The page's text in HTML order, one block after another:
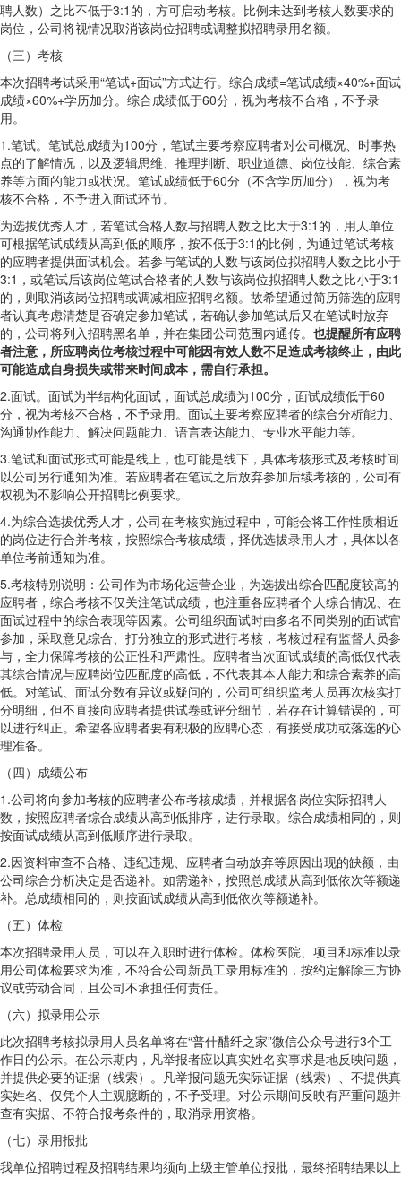
聘人数）之比不低于3:1的，方可启动考核。比例未达到考核人数要求的
岗位，公司将视情况取消该岗位招聘或调整拟招聘录用名额。
（三）考核
本次招聘考试采用“笔试+面试”方式进行。综合成绩=笔试成绩×40%+面试
成绩×60%+学历加分。综合成绩低于60分，视为考核不合格，不予录
用。
1.笔试。笔试总成绩为100分，笔试主要考察应聘者对公司概况、时事热
点的了解情况，以及逻辑思维、推理判断、职业道德、岗位技能、综合素
养等方面的能力或状况。笔试成绩低于60分（不含学历加分），视为考
核不合格，不予进入面试环节。
为选拔优秀人才，若笔试合格人数与招聘人数之比大于3:1的，用人单位
可根据笔试成绩从高到低的顺序，按不低于3:1的比例，为通过笔试考核
的应聘者提供面试机会。若参与笔试的人数与该岗位拟招聘人数之比小于
3:1，或笔试后该岗位笔试合格者的人数与该岗位拟招聘人数之比小于3:1
的，则取消该岗位招聘或调减相应招聘名额。故希望通过简历筛选的应聘
者认真考虑清楚是否确定参加笔试，若确认参加笔试后又在笔试时放弃
的，公司将列入招聘黑名单，并在集团公司范围内通传。 也提醒所有应聘
者注意，所应聘岗位考核过程中可能因有效人数不足造成考核终止，由此
可能造成自身损失或带来时间成本，需自行承担。
2.面试。面试为半结构化面试，面试总成绩为100分，面试成绩低于60
分，视为考核不合格，不予录用。面试主要考察应聘者的综合分析能力、
沟通协作能力、解决问题能力、语言表达能力、专业水平能力等。
3.笔试和面试形式可能是线上，也可能是线下，具体考核形式及考核时间
以公司另行通知为准。若应聘者在笔试之后放弃参加后续考核的，公司有
权视为不影响公开招聘比例要求。
4.为综合选拔优秀人才，公司在考核实施过程中，可能会将工作性质相近
的岗位进行合并考核，按照综合考核成绩，择优选拔录用人才，具体以各
单位考前通知为准。
5.考核特别说明：公司作为市场化运营企业，为选拔出综合匹配度较高的
应聘者，综合考核不仅关注笔试成绩，也注重各应聘者个人综合情况、在
面试过程中的综合表现等因素。公司组织面试时由多名不同类别的面试官
参加，采取意见综合、打分独立的形式进行考核，考核过程有监督人员参
与，全力保障考核的公正性和严肃性。应聘者当次面试成绩的高低仅代表
其综合情况与应聘岗位匹配度的高低，不代表其本人能力和综合素养的高
低。对笔试、面试分数有异议或疑问的，公司可组织监考人员再次核实打
分明细，但不直接向应聘者提供试卷或评分细节，若存在计算错误的，可
以进行纠正。希望各应聘者要有积极的应聘心态，有接受成功或落选的心
理准备。
（四）成绩公布
1.公司将向参加考核的应聘者公布考核成绩，并根据各岗位实际招聘人
数，按照应聘者综合成绩从高到低排序，进行录取。综合成绩相同的，则
按面试成绩从高到低顺序进行录取。
2.因资料审查不合格、违纪违规、应聘者自动放弃等原因出现的缺额，由
公司综合分析决定是否递补。如需递补，按照总成绩从高到低依次等额递
补。总成绩相同的，则按面试成绩从高到低依次等额递补。
（五）体检
本次招聘录用人员，可以在入职时进行体检。体检医院、项目和标准以录
用公司体检要求为准，不符合公司新员工录用标准的，按约定解除三方协
议或劳动合同，且公司不承担任何责任。
（六）拟录用公示
此次招聘考核拟录用人员名单将在“普什醋纤之家”微信公众号进行3个工
作日的公示。在公示期内，凡举报者应以真实姓名实事求是地反映问题，
并提供必要的证据（线索）。凡举报问题无实际证据（线索）、不提供真
实姓名、仅凭个人主观臆断的，不予受理。对公示期间反映有严重问题并
查有实据、不符合报考条件的，取消录用资格。
（七）录用报批
我单位招聘过程及招聘结果均须向上级主管单位报批，最终招聘结果以上